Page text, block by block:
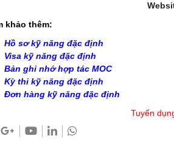
khảo thêm:
Hồ sơ kỹ năng đặc định
Visa kỹ năng đặc định
Bản ghi nhớ hợp tác MOC
Kỳ thi kỹ năng đặc định
Đơn hàng kỹ năng đặc định
Tuyển